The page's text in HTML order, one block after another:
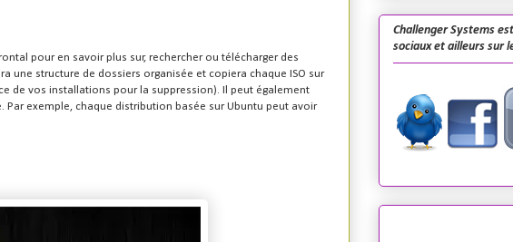
pour en savoir plus sur, rechercher ou télécharger des
une structure de dossiers organisée et copiera chaque ISO sur
de vos installations pour la suppression). Il peut également
Par exemple, chaque distribution basée sur Ubuntu peut avoir
Challenger Systems
sociaux et ailleurs sur